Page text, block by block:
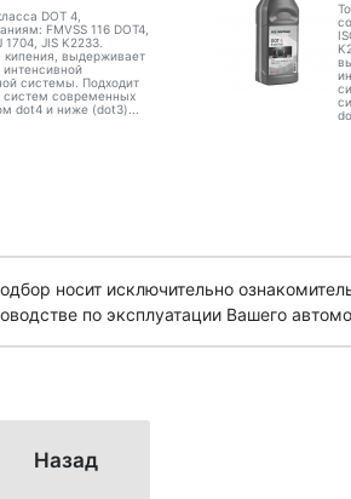
DOT 4,
FMVSS 116 DOT4,
1704, JIS K2233.
выдерживает
системы. Подходит
современных
dot4 и ниже (dot3)...
носит исключительно
по эксплуатации Вашего
Назад